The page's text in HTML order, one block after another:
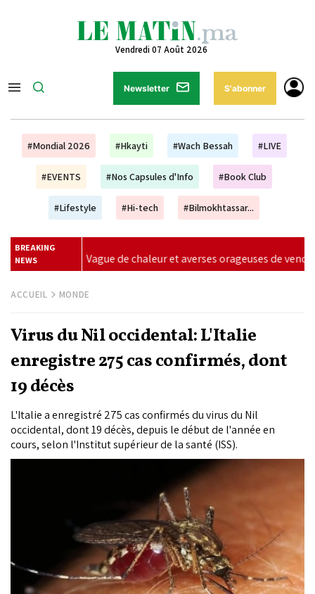
Vendredi 07 Août 2026
Newsletter S'abonner
#Mondial 2026 #Hkayti #Wach Bessah #LIVE
#EVENTS #Nos Capsules d'Info #Book Club
#Lifestyle #Hi-tech #Bilmokhtassar...
BREAKING
NEWSorageuses de vendredi à dimanche (alerte météo) |
ACCUEIL MONDE
Virus du Nil occidental: L'Italie
enregistre 275 cas confirmés, dont
19 décès
L'Italie a enregistré 275 cas confirmés du virus du Nil
occidental, dont 19 décès, depuis le début de l'année en
cours, selon l'Institut supérieur de la santé (ISS).